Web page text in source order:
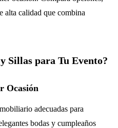
alta calidad que combina
Sillas para Tu Evento?
Ocasión
adecuadas para
bodas y cumpleaños